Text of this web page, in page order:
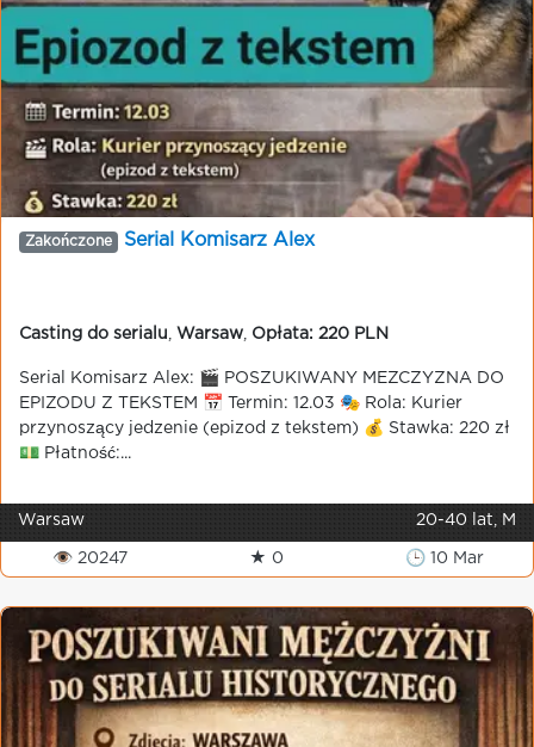
Zakończone Serial Komisarz Alex
Casting do serialu Warsaw Opłata: 220 PLN
Serial Komisarz Alex: 🎬 POSZUKIWANY MEZCZYZNA DO
EPIZODU Z TEKSTEM 📅 Termin: 12.03 🎭 Rola: Kurier
przynoszący jedzenie (epizod z tekstem) 💰 Stawka: 220 zł
💵 Płatność:...
Warsaw 20-40 lat, M
👁 20247 ★ 0 🕒 10 Mar